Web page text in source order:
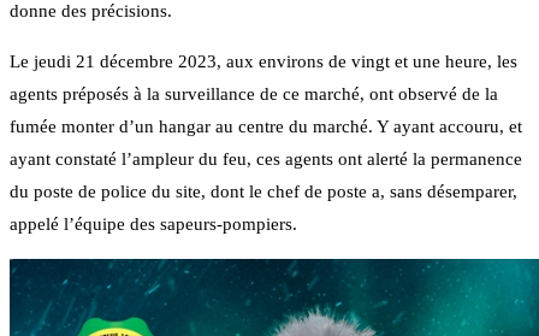
donne des précisions.
Le jeudi 21 décembre 2023, aux environs de vingt et une heure, les
agents préposés à la surveillance de ce marché, ont observé de la
fumée monter d’un hangar au centre du marché. Y ayant accouru, et
ayant constaté l’ampleur du feu, ces agents ont alerté la permanence
du poste de police du site, dont le chef de poste a, sans désemparer,
appelé l’équipe des sapeurs-pompiers.